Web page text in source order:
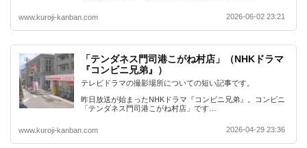
www.kuroji-kanban.com 2026-06-02 23:21
「テンダネス門司港こがね村店」（NHKドラマ
『コンビニ兄弟』）
テレビドラマの撮影場所についての短い記事です。
昨日放送が始まったNHKドラマ『コンビニ兄弟』。コンビニ
「テンダネス門司港こがね村店」です…
www.kuroji-kanban.com 2026-04-29 23:36